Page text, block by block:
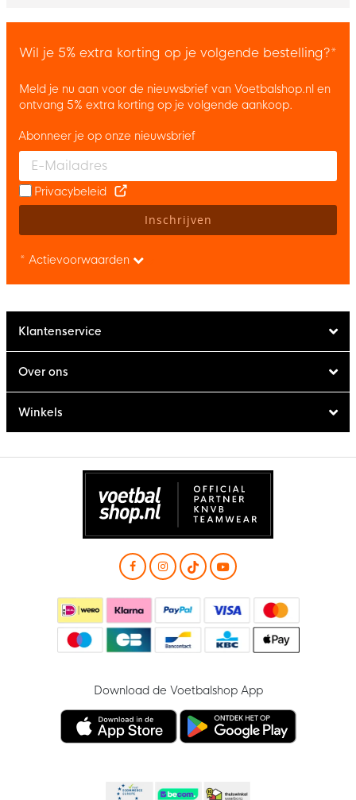
Wil je 5% extra korting op je volgende bestelling?*
Meld je nu aan voor de nieuwsbrief van Voetbalshop.nl en
ontvang 5% extra korting op je volgende aankoop.
Enter your email and accept the privacy policy to subscribe to
Abonneer je op onze nieuwsbrief
Privacybeleid
Inschrijven
* Actievoorwaarden
Klantenservice
Over ons
Winkels
Download de Voetbalshop App